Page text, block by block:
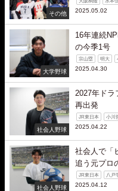
その他 2025.05.02
大学野球
16年連続
の今季1号
宗山塁 明大
2025.04.30
社会人野球
2027年ド
再出発
JR東日本 小川
2025.04.22
社会人野球
社会人で「
追う元プロ
JR東日本 八戸
2025.04.12